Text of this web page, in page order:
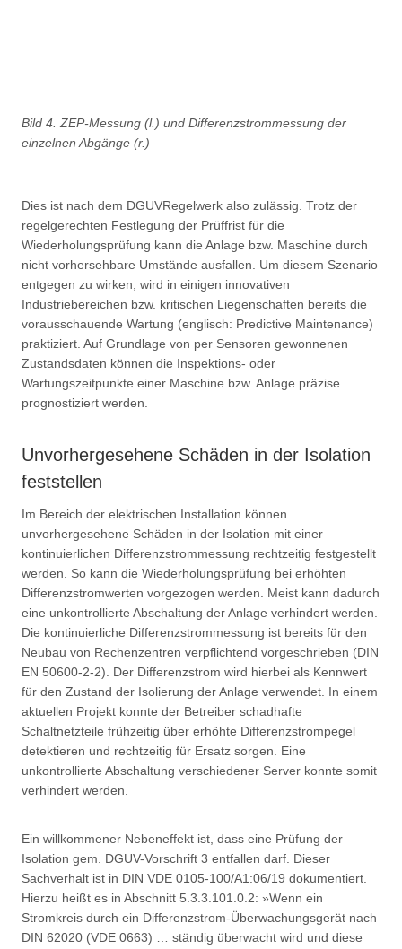
Bild 4. ZEP-Messung (l.) und Differenzstrommessung der
einzelnen Abgänge (r.)
Dies ist nach dem DGUVRegelwerk also zulässig. Trotz der
regelgerechten Festlegung der Prüffrist für die
Wiederholungsprüfung kann die Anlage bzw. Maschine durch
nicht vorhersehbare Umstände ausfallen. Um diesem Szenario
entgegen zu wirken, wird in einigen innovativen
Industriebereichen bzw. kritischen Liegenschaften bereits die
vorausschauende Wartung (englisch: Predictive Maintenance)
praktiziert. Auf Grundlage von per Sensoren gewonnenen
Zustandsdaten können die Inspektions- oder
Wartungszeitpunkte einer Maschine bzw. Anlage präzise
prognostiziert werden.
Unvorhergesehene Schäden in der Isolation
feststellen
Im Bereich der elektrischen Installation können
unvorhergesehene Schäden in der Isolation mit einer
kontinuierlichen Differenzstrommessung rechtzeitig festgestellt
werden. So kann die Wiederholungsprüfung bei erhöhten
Differenzstromwerten vorgezogen werden. Meist kann dadurch
eine unkontrollierte Abschaltung der Anlage verhindert werden.
Die kontinuierliche Differenzstrommessung ist bereits für den
Neubau von Rechenzentren verpflichtend vorgeschrieben (DIN
EN 50600-2-2). Der Differenzstrom wird hierbei als Kennwert
für den Zustand der Isolierung der Anlage verwendet. In einem
aktuellen Projekt konnte der Betreiber schadhafte
Schaltnetzteile frühzeitig über erhöhte Differenzstrompegel
detektieren und rechtzeitig für Ersatz sorgen. Eine
unkontrollierte Abschaltung verschiedener Server konnte somit
verhindert werden.
Ein willkommener Nebeneffekt ist, dass eine Prüfung der
Isolation gem. DGUV-Vorschrift 3 entfallen darf. Dieser
Sachverhalt ist in DIN VDE 0105-100/A1:06/19 dokumentiert.
Hierzu heißt es in Abschnitt 5.3.3.101.0.2: »Wenn ein
Stromkreis durch ein Differenzstrom-Überwachungsgerät nach
DIN 62020 (VDE 0663) … ständig überwacht wird und diese